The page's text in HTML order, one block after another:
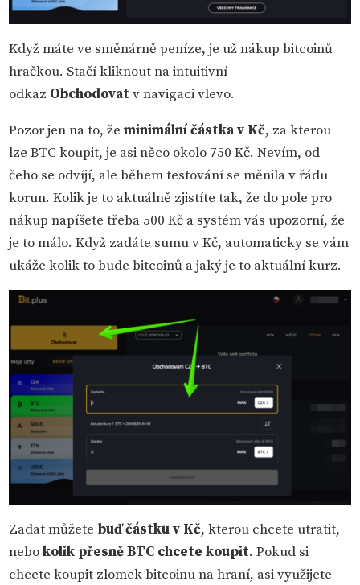
Když máte ve směnárně peníze, je už nákup bitcoinů
hračkou. Stačí kliknout na intuitivní
odkaz Obchodovat v navigaci vlevo.
Pozor jen na to, žeminimální částka v Kč, za kterou
lze BTC koupit, je asi něco okolo 750 Kč. Nevím, od
čeho se odvíjí, ale během testování se měnila v řádu
korun. Kolik je to aktuálně zjistíte tak, že do pole pro
nákup napíšete třeba 500 Kč a systém vás upozorní, že
je to málo. Když zadáte sumu v Kč, automaticky se vám
ukáže kolik to bude bitcoinů a jaký je to aktuální kurz.
Zadat můžete buď částku v Kč, kterou chcete utratit,
nebokolik přesně BTC chcete koupit. Pokud si
chcete koupit zlomek bitcoinu na hraní, asi využijete